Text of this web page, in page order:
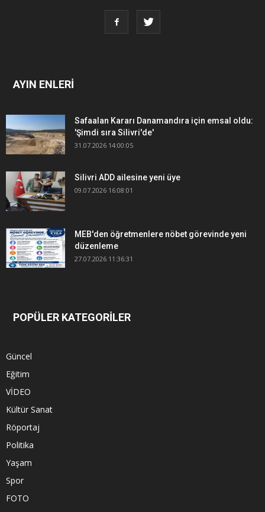
AYIN ENLERİ
Safaalan Kararı Danamandıra için emsal oldu:
'Şimdi sıra Silivri'de'
31.07.2026 14:00:05
Silivri ADD ailesine yeni üye
09.07.2026 16:08:01
MEB'den öğretmenlere nöbet görevinde yeni
düzenleme
27.07.2026 11:36:31
POPÜLER KATEGORİLER
Güncel
Eğitim
VİDEO
Kültür Sanat
Röportaj
Politika
Yaşam
Spor
FOTO